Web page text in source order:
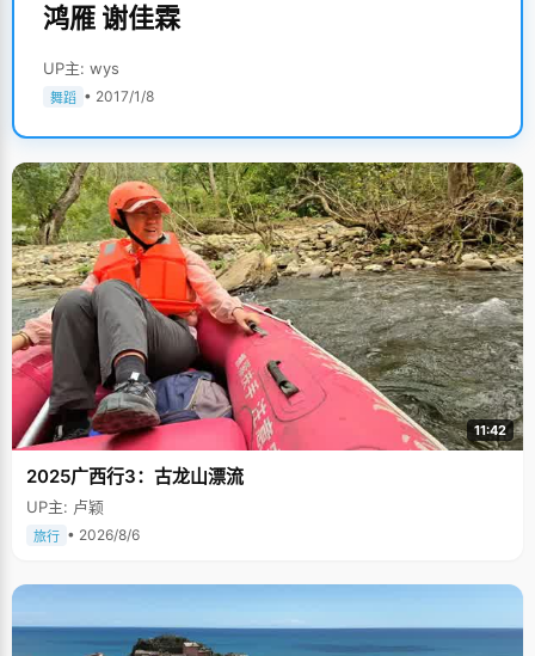
鸿雁 谢佳霖
UP主: wys
舞蹈 • 2017/1/8
11:42
2025广西行3：古龙山漂流
UP主: 卢颖
旅行 • 2026/8/6